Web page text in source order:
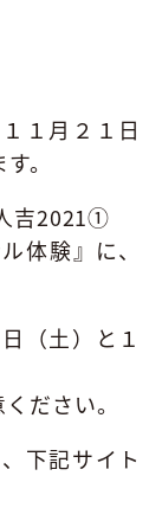
１月２１日
。
吉2021①
体験』に、
（土）と１
ださい。
下記サイト